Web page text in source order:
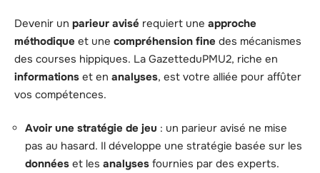
Devenir un parieur avisé requiert une approche
méthodique et une compréhension fine des mécanismes
des courses hippiques. La GazetteduPMU2, riche en
informations et en analyses, est votre alliée pour affûter
vos compétences.
Avoir une stratégie de jeu : un parieur avisé ne mise
pas au hasard. Il développe une stratégie basée sur les
données et les analyses fournies par des experts.